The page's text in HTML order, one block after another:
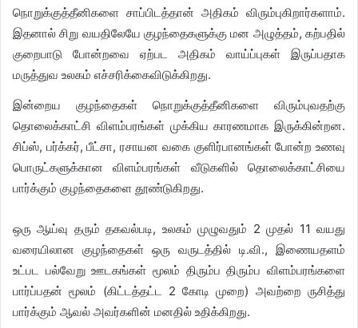
நொறுக்குத்தீனிகளை சாப்பிடத்தான் அதிகம் விரும்புகிறார்களாம்.
இதனால் சிறு வயதிலேயே குழந்தைகளுக்கு மன அழுத்தம், கற்பதில்
குறைபாடு போன்றவை ஏற்பட அதிகம் வாய்ப்புகள் இருப்பதாக
மருத்துவ உலகம் எச்சரிக்கைவிடுக்கிறது.
இன்றைய குழந்தைகள் நொறுக்குத்தீனிகளை விரும்புவதற்கு
தொலைக்காட்சி விளம்பரங்கள் முக்கிய காரணமாக இருக்கின்றன.
சிப்ஸ், பர்க்கர், பீட்சா, ரசாயன வகை குளிர்பானங்கள் போன்ற உணவு
பொருட்களுக்கான விளம்பரங்கள் வீடுகளில் தொலைக்காட்சியை
பார்க்கும் குழந்தைகளை தூண்டுகிறது.
ஒரு ஆய்வு தரும் தகவல்படி, உலகம் முழுவதும் 2 முதல் 11 வயது
வரையிலான குழந்தைகள் ஒரு வருடத்தில் டி.வி., இணையதளம்
உட்பட பல்வேறு ஊடகங்கள் மூலம் திரும்ப திரும்ப விளம்பரங்களை
பார்ப்பதன் மூலம் (கிட்டத்தட்ட 2 கோடி முறை) அவற்றை ருசித்து
பார்க்கும் ஆவல் அவர்களின் மனதில் உதிக்கிறது.